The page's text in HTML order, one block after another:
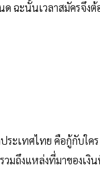
ฉะนั้นเวลาสมัครจึงต้
ระเทศไทย คือกู้กับใคร
มถึงแหล่งที่มาของเงิ